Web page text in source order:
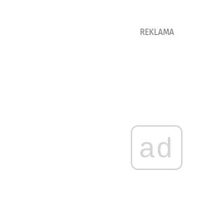
REKLAMA
ad